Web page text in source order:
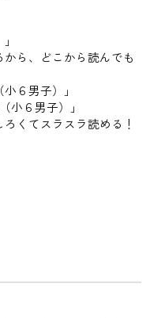
から、どこから読んでも
６男子）」
小６男子）」
くてスラスラ読める！